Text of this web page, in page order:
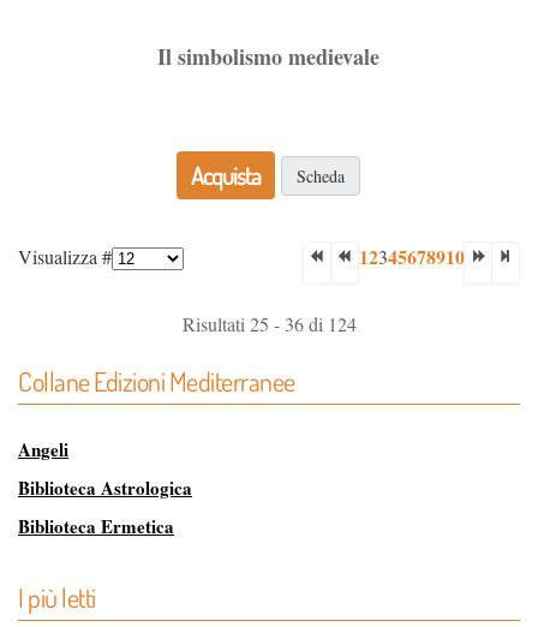
Il simbolismo medievale
Acquista Scheda
Visualizza # 12345678910
Risultati 25 - 36 di 124
Collane Edizioni Mediterranee
Angeli
Biblioteca Astrologica
Biblioteca Ermetica
Biblioteca dei Misteri
I più letti